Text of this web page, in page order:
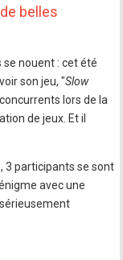
belles
se nouent : cet été
son jeu, "Slow
lors de la
de jeux. Et il
3 participants se sont
avec une